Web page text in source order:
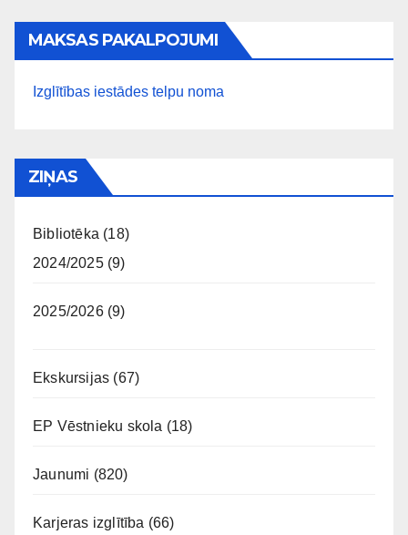
MAKSAS PAKALPOJUMI
Izglītības iestādes telpu noma
ZIŅAS
Bibliotēka (18)
2024/2025(9)
2025/2026(9)
Ekskursijas (67)
EP Vēstnieku skola (18)
Jaunumi (820)
Karjeras izglītība (66)